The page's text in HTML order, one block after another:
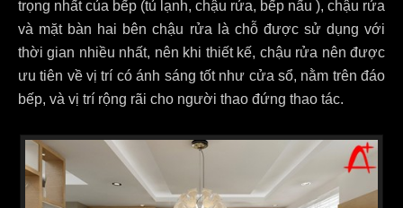
trọng nhất của bếp (tủ lạnh, chậu rửa, bếp nấu ), chậu rửa
và mặt bàn hai bên chậu rửa là chỗ được sử dụng với
thời gian nhiều nhất, nên khi thiết kế, chậu rửa nên được
ưu tiên về vị trí có ánh sáng tốt như cửa sổ, nằm trên đáo
bếp, và vị trí rộng rãi cho người thao đứng thao tác.